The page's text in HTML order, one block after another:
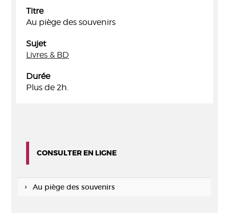
Titre
Au piège des souvenirs
Sujet
Livres & BD
Durée
Plus de 2h.
CONSULTER EN LIGNE
Au piège des souvenirs